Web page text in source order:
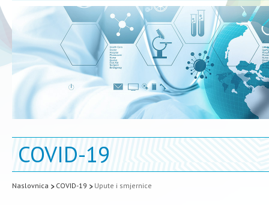
COVID-19
Naslovnica COVID-19 Upute i smjernice